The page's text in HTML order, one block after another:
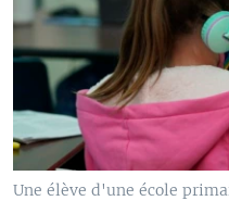
Une élève d'une école